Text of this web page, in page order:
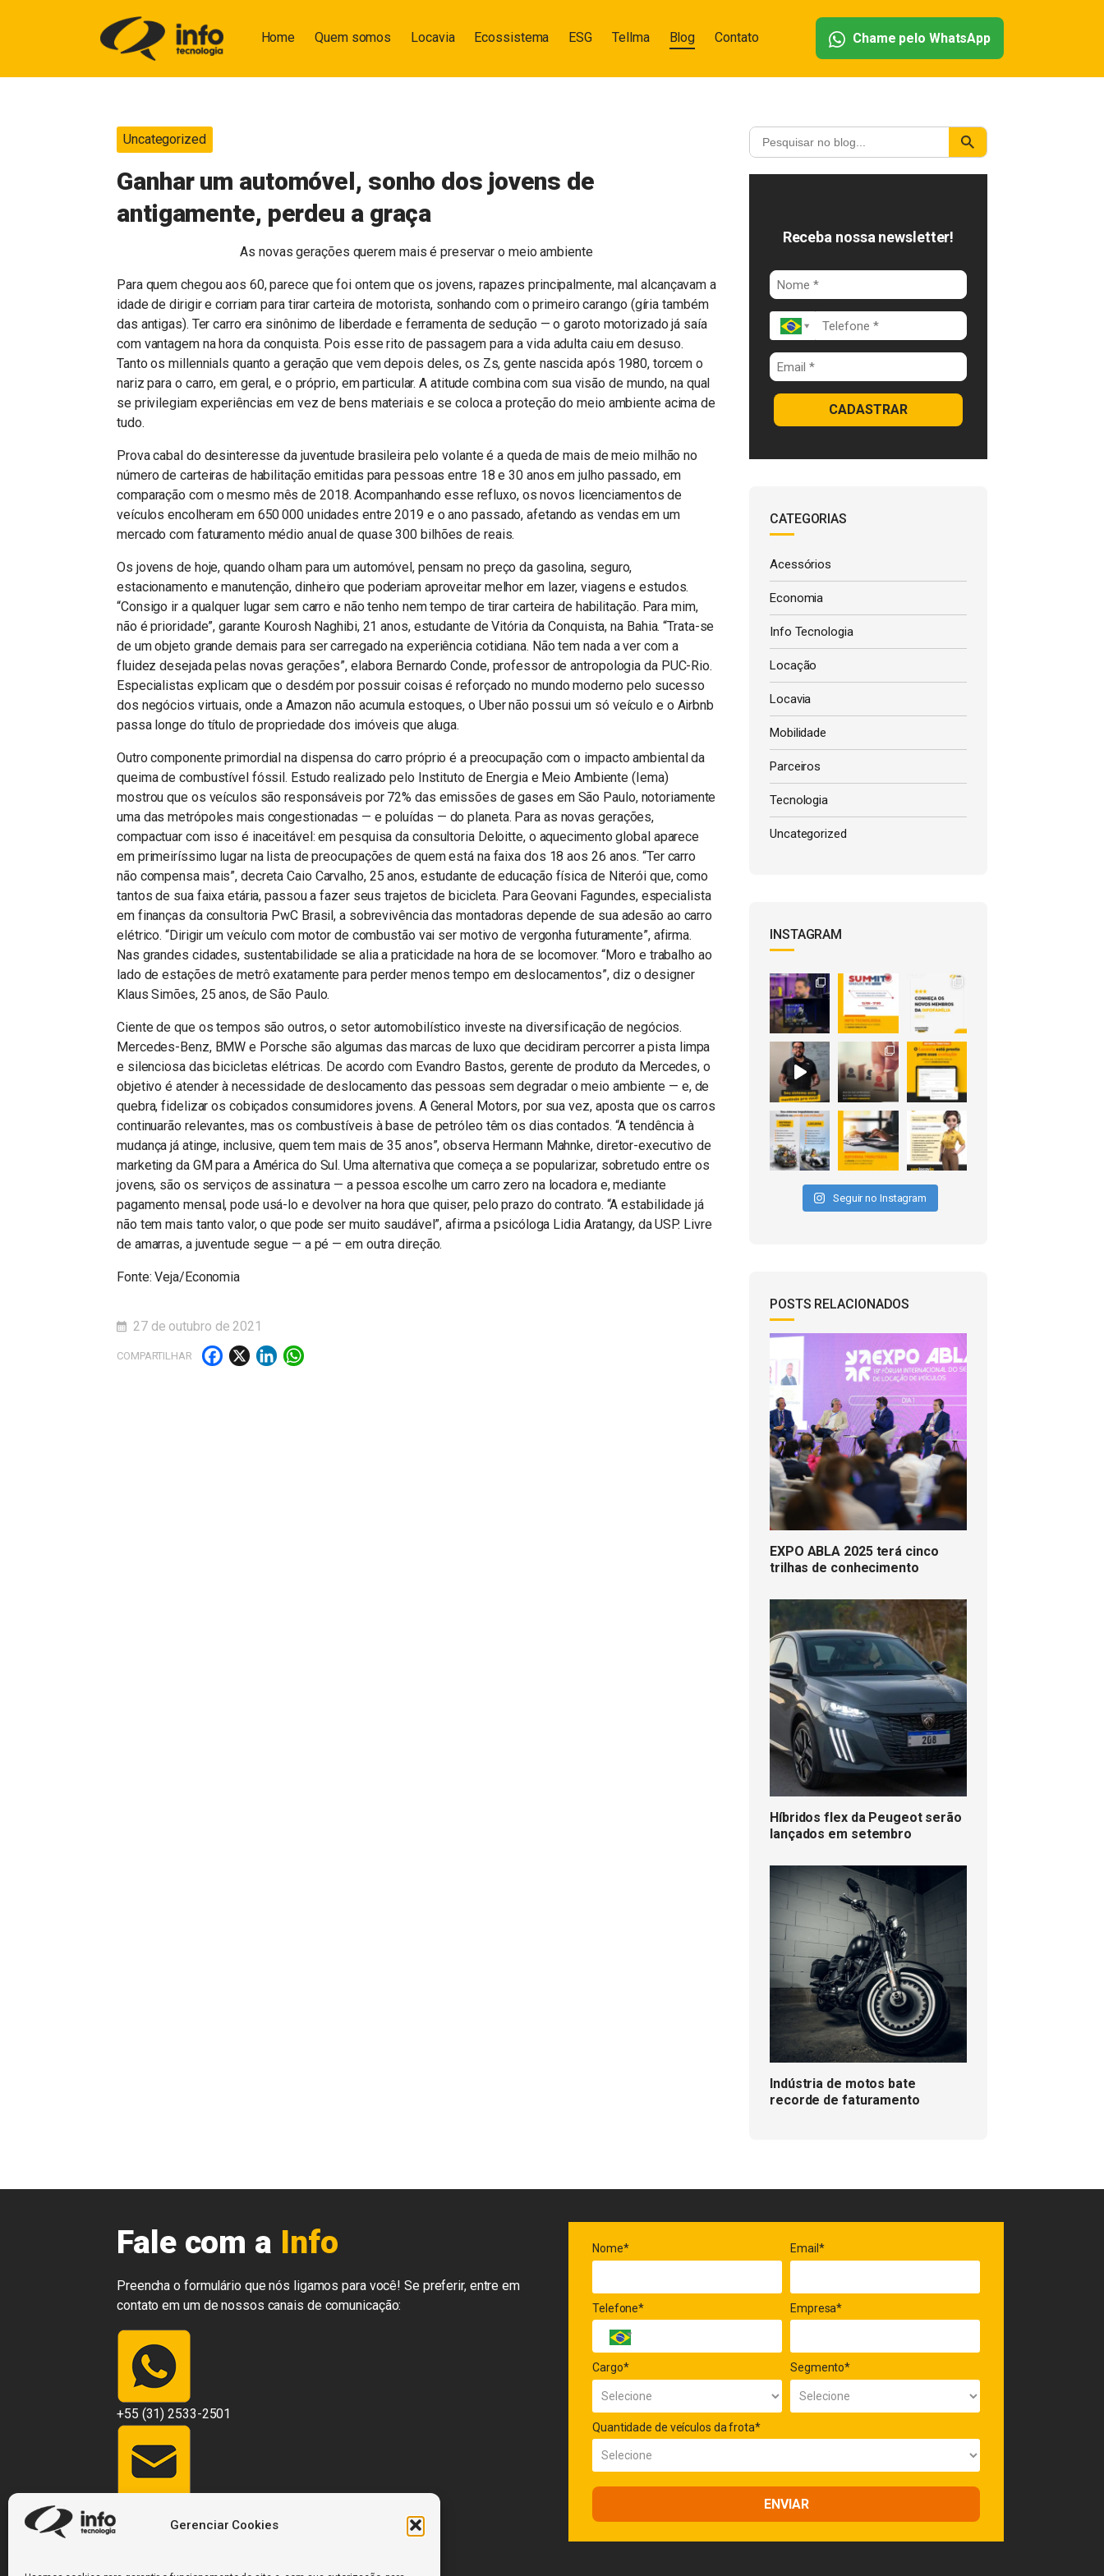
Gerenciar Cookies
Home Quem somos Locavia Ecossistema ESG Tellma Blog Contato Chame pelo WhatsApp
Uncategorized
Ganhar um automóvel, sonho dos jovens de
antigamente, perdeu a graça
As novas gerações querem mais é preservar o meio ambiente
Para quem chegou aos 60, parece que foi ontem que os jovens, rapazes principalmente, mal alcançavam a
idade de dirigir e corriam para tirar carteira de motorista, sonhando com o primeiro carango (gíria também
das antigas). Ter carro era sinônimo de liberdade e ferramenta de sedução — o garoto motorizado já saía
com vantagem na hora da conquista. Pois esse rito de passagem para a vida adulta caiu em desuso.
Tanto os millennials quanto a geração que vem depois deles, os Zs, gente nascida após 1980, torcem o
nariz para o carro, em geral, e o próprio, em particular. A atitude combina com sua visão de mundo, na qual
se privilegiam experiências em vez de bens materiais e se coloca a proteção do meio ambiente acima de
tudo.
Prova cabal do desinteresse da juventude brasileira pelo volante é a queda de mais de meio milhão no
número de carteiras de habilitação emitidas para pessoas entre 18 e 30 anos em julho passado, em
comparação com o mesmo mês de 2018. Acompanhando esse refluxo, os novos licenciamentos de
veículos encolheram em 650 000 unidades entre 2019 e o ano passado, afetando as vendas em um
mercado com faturamento médio anual de quase 300 bilhões de reais.
Os jovens de hoje, quando olham para um automóvel, pensam no preço da gasolina, seguro,
estacionamento e manutenção, dinheiro que poderiam aproveitar melhor em lazer, viagens e estudos.
“Consigo ir a qualquer lugar sem carro e não tenho nem tempo de tirar carteira de habilitação. Para mim,
não é prioridade”, garante Kourosh Naghibi, 21 anos, estudante de Vitória da Conquista, na Bahia. “Trata-se
de um objeto grande demais para ser carregado na experiência cotidiana. Não tem nada a ver com a
fluidez desejada pelas novas gerações”, elabora Bernardo Conde, professor de antropologia da PUC-­Rio.
Especialistas explicam que o desdém por possuir coisas é reforçado no mundo moderno pelo sucesso
dos negócios virtuais, onde a Amazon não acumula estoques, o Uber não possui um só veículo e o Airbnb
passa longe do título de propriedade dos imóveis que aluga.
Outro componente primordial na dispensa do carro próprio é a preocupação com o impacto ambiental da
queima de combustível fóssil. Estudo realizado pelo Instituto de Energia e Meio Ambiente (Iema)
mostrou que os veículos são responsáveis por 72% das emissões de gases em São Paulo, notoriamente
uma das metrópoles mais congestionadas — e poluídas — do planeta. Para as novas gerações,
compactuar com isso é inaceitável: em pesquisa da consultoria Deloitte, o aquecimento global aparece
em primeiríssimo lugar na lista de preocupações de quem está na faixa dos 18 aos 26 anos. “Ter carro
não compensa mais”, decreta Caio Carvalho, 25 anos, estudante de educação física de Niterói que, como
tantos de sua faixa etária, passou a fazer seus trajetos de bicicleta. Para Geovani Fagundes, especialista
em finanças da consultoria PwC Brasil, a sobrevivência das montadoras depende de sua adesão ao carro
elétrico. “Dirigir um veículo com motor de combustão vai ser motivo de vergonha futuramente”, afirma.
Nas grandes cidades, sustentabilidade se alia a praticidade na hora de se locomover. “Moro e trabalho ao
lado de estações de metrô exatamente para perder menos tempo em deslocamentos”, diz o designer
Klaus Simões, 25 anos, de São Paulo.
Ciente de que os tempos são outros, o setor automobilístico investe na diversificação de negócios.
Mercedes-Benz, BMW e Porsche são algumas das marcas de luxo que decidiram percorrer a pista limpa
e silenciosa das bicicletas elétricas. De acordo com Evandro Bastos, gerente de produto da Mercedes, o
objetivo é atender à necessidade de deslocamento das pessoas sem degradar o meio ambiente — e, de
quebra, fidelizar os cobiçados consumidores jovens. A General Motors, por sua vez, aposta que os carros
continuarão relevantes, mas os combustíveis à base de petróleo têm os dias contados. “A tendência à
mudança já atinge, inclusive, quem tem mais de 35 anos”, observa Hermann Mahnke, diretor-­executivo de
marketing da GM para a América do Sul. Uma alternativa que começa a se popularizar, sobretudo entre os
jovens, são os serviços de assinatura — a pessoa escolhe um carro zero na locadora e, mediante
pagamento mensal, pode usá-lo e devolver na hora que quiser, pelo prazo do contrato. “A estabilidade já
não tem mais tanto valor, o que pode ser muito saudável”, afirma a psicóloga Lidia Aratangy, da USP. Livre
de amarras, a juventude segue — a pé — em outra direção.
Fonte: Veja/Economia
27 de outubro de 2021
COMPARTILHAR Facebook
X LinkedIn
WhatsApp
Receba nossa newsletter!
CADASTRAR
CATEGORIAS
Acessórios
Economia
Info Tecnologia
Locação
Locavia
Mobilidade
Parceiros
Tecnologia
Uncategorized
INSTAGRAM
Seguir no Instagram
POSTS RELACIONADOS
EXPO ABLA 2025 terá cinco
trilhas de conhecimento
Híbridos flex da Peugeot serão
lançados em setembro
Indústria de motos bate
recorde de faturamento
Fale com a Info
Preencha o formulário que nós ligamos para você! Se preferir, entre em
contato em um de nossos canais de comunicação:
+55 (31) 2533-2501
Nome* Email*
Telefone* Empresa*
Cargo* Segmento*
Quantidade de veículos da frota*
ENVIAR